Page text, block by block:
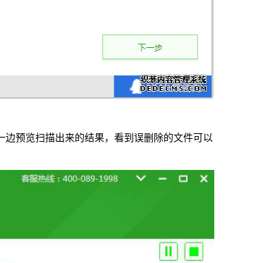
预览扫描出来的结果，看到误删除的文件可以